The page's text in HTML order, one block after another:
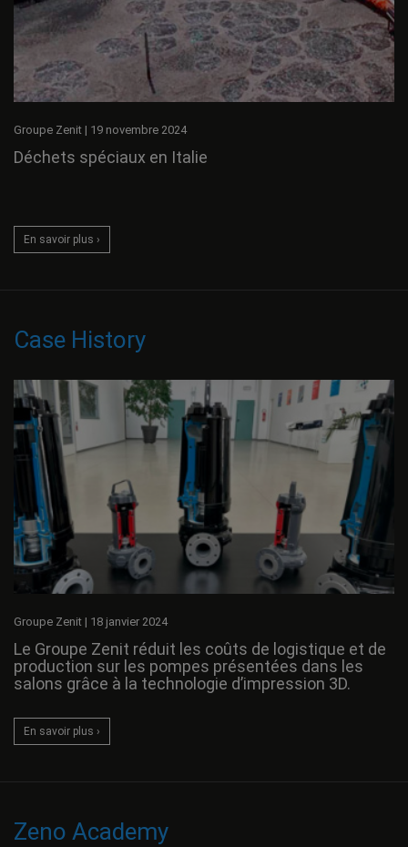
Groupe Zenit | 19 novembre 2024
Déchets spéciaux en Italie
En savoir plus ›
Case History
Groupe Zenit | 18 janvier 2024
Le Groupe Zenit réduit les coûts de logistique et de
production sur les pompes présentées dans les
salons grâce à la technologie d’impression 3D.
En savoir plus ›
Zeno Academy